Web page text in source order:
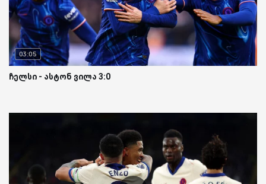
03:05
ჩელსი - ასტონ ვილა 3:0